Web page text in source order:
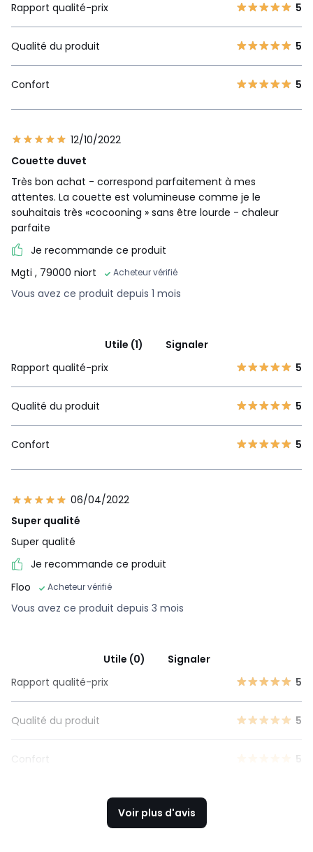
Rapport qualité-prix
5
Qualité du produit 5
Confort 5
12/10/2022
Couette duvet
Très bon achat - correspond parfaitement à mes
attentes. La couette est volumineuse comme je le
souhaitais très «cocooning » sans être lourde - chaleur
parfaite
Je recommande ce produit
Mgti , 79000 niort Acheteur vérifié
Vous avez ce produit depuis 1 mois
Utile (1)
Signaler
Rapport qualité-prix
5
Qualité du produit 5
Confort 5
06/04/2022
Super qualité
Super qualité
Je recommande ce produit
Floo
Acheteur vérifié
Vous avez ce produit depuis 3 mois
Utile (0)
Signaler
Rapport qualité-prix
5
Qualité du produit 5
Confort 5
Voir plus d'avis